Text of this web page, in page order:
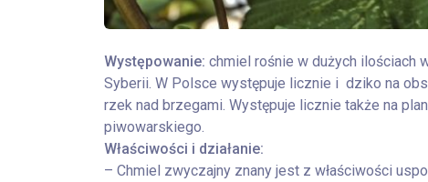
Występowanie: chmiel rośnie w dużych ilościach
Syberii. W Polsce występuje licznie i dziko na
rzek nad brzegami. Występuje licznie także na
piwowarskiego.
Właściwości i działanie:
– Chmiel zwyczajny znany jest z właściwości